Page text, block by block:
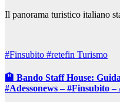
Il panorama turistico italiano
#Finsubito #retefin Turismo
🏨 Bando Staff House:
#Adessonews – #Finsubito –